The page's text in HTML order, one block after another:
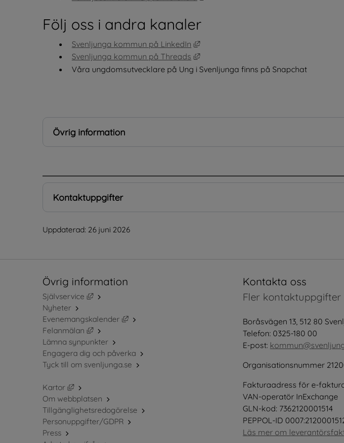
Följ oss i andra kanaler
Svenljunga kommun på LinkedIn
Länk till annan webbplats, öppnas i nytt
Svenljunga kommun på Threads
Länk till annan webbplats, öppnas i nytt
Våra ungdomsutvecklare på Ung i Svenljunga finns på Snapchat
Övrig information
Kontaktuppgifter
Uppdaterad: 26 juni 2026
Övrig information
Självservice
Länk till annan webbplats, öppnas i nytt fönster.
Nyheter
Evenemangskalender
Länk till annan webbplats, öppnas i nytt fönster.
Felanmälan
Länk till annan webbplats, öppnas i nytt fönster.
Lämna synpunkter
Engagera dig och påverka
Tyck till om svenljunga.se
Kartor
Länk till annan webbplats, öppnas i nytt fönster.
Om webbplatsen
Tillgänglighetsredogörelse
Personuppgifter/GDPR
Press
Kontakta oss
Fler kontaktuppgifter
Boråsvägen 13, 512 80
Telefon: 0325-180 00
E-post:
Organisationsnummer
Fakturaadress för e-
VAN-operatör InExchange
GLN-kod: 7362120001514
PEPPOL-ID
Läs mer om